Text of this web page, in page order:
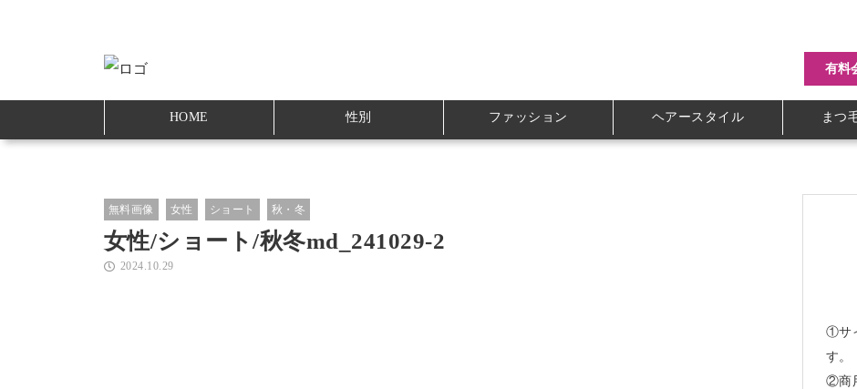
有料
HOME 性別 ファッション ヘアースタイル まつ
無料画像 女性 ショート 秋・冬
女性/ショート/秋冬md_241029-2
2024.10.29
①サ
す。
②商